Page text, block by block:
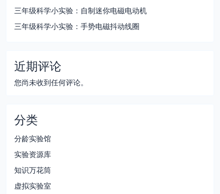
三年级科学小实验：自制迷你电磁电动机
三年级科学小实验：手势电磁抖动线圈
近期评论
您尚未收到任何评论。
分类
分龄实验馆
实验资源库
知识万花筒
虚拟实验室